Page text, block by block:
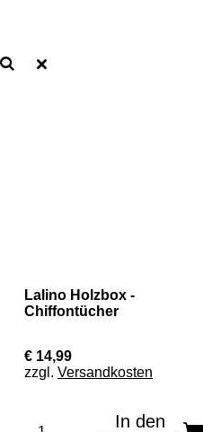
Lalino Holzbox -
Chiffontücher
€ 14,99
zzgl. Versandkosten
In den